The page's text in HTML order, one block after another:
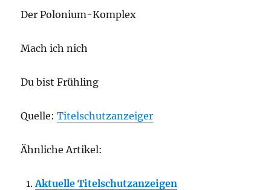
Der Polonium-Komplex
Mach ich nich
Du bist Frühling
Quelle:Titelschutzanzeiger
Ähnliche Artikel:
Aktuelle Titelschutzanzeigen